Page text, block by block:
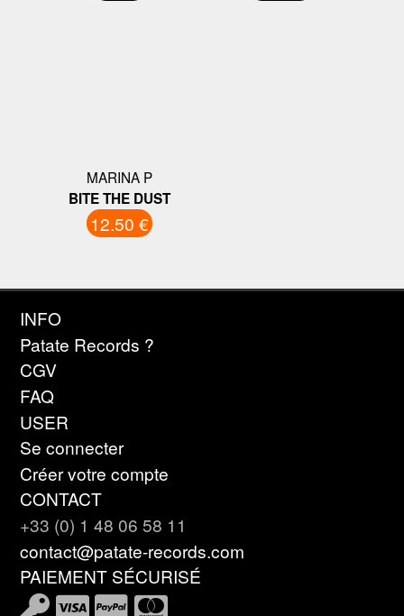
MARINA P
BITE THE DUST
12.50 €
INFO
Patate Records ?
CGV
FAQ
USER
Se connecter
Créer votre compte
CONTACT
+33 (0) 1 48 06 58 11
contact@patate-records.com
PAIEMENT SÉCURISÉ